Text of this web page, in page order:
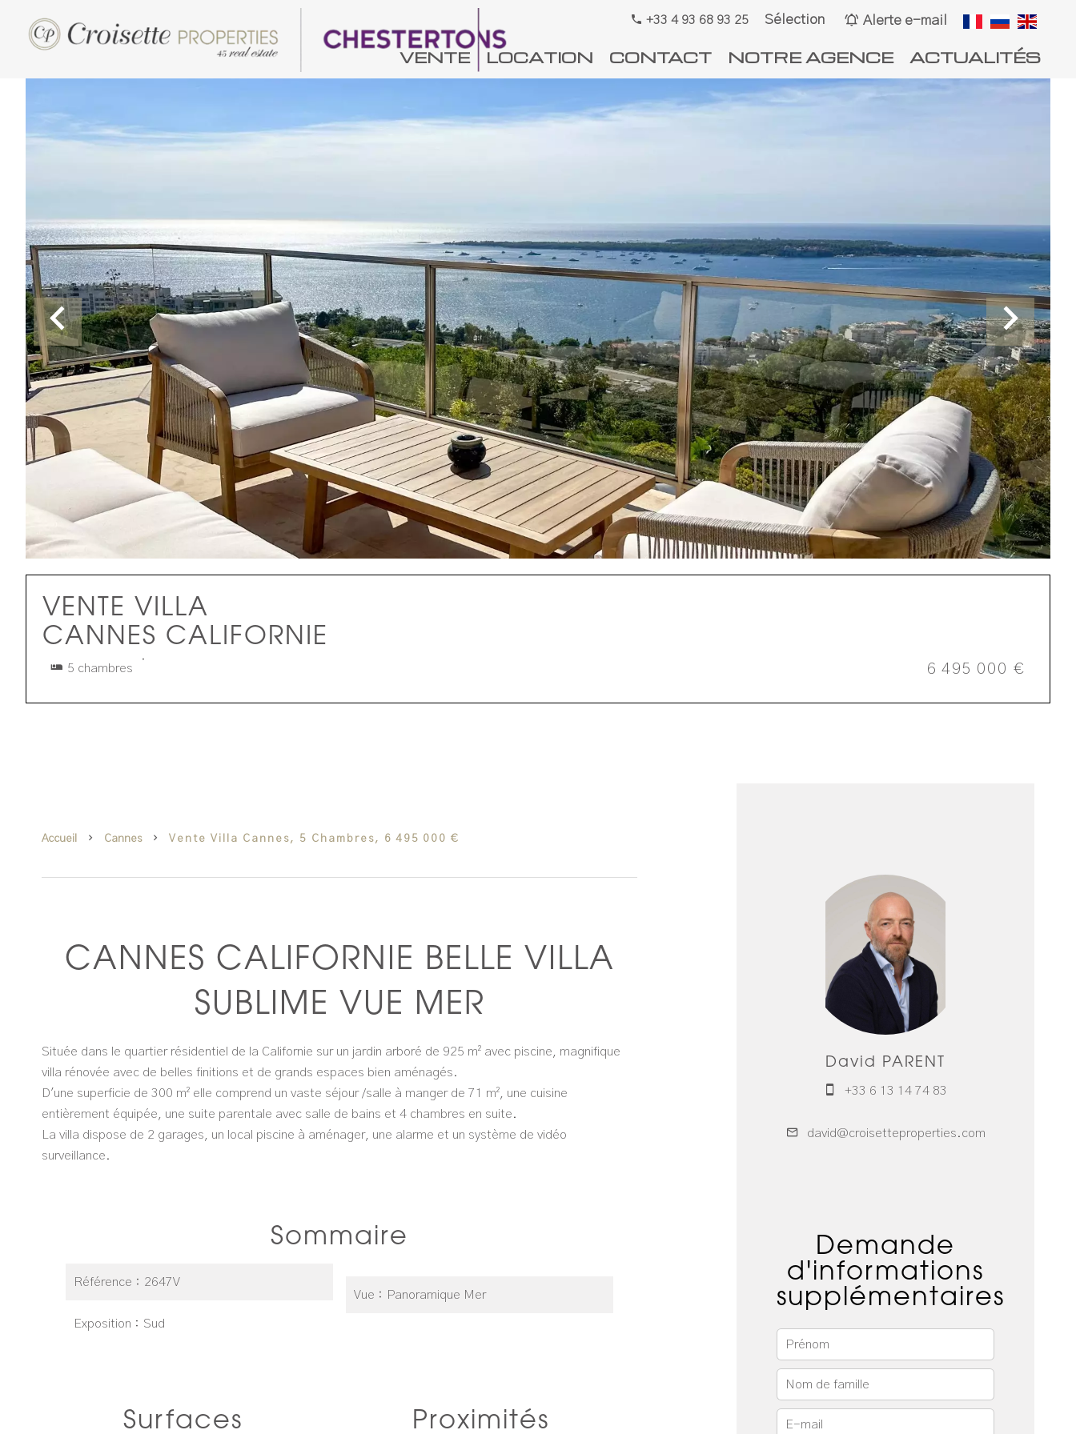
+33 4 93 68 93 25 Sélection Alerte e-mail
VENTE LOCATION CONTACT NOTRE AGENCE ACTUALITÉS
VENTE VILLA
CANNES CALIFORNIE
5 chambres 6 495 000 €
·
Accueil Cannes Vente Villa Cannes, 5 Chambres, 6 495 000 €
CANNES CALIFORNIE BELLE VILLA
SUBLIME VUE MER
Située dans le quartier résidentiel de la Californie sur un jardin arboré de 925 m² avec piscine, magnifique
villa rénovée avec de belles finitions et de grands espaces bien aménagés.
D'une superficie de 300 m² elle comprend un vaste séjour /salle à manger de 71 m², une cuisine
entièrement équipée, une suite parentale avec salle de bains et 4 chambres en suite.
La villa dispose de 2 garages, un local piscine à aménager, une alarme et un système de vidéo
surveillance.
Sommaire
Référence 2647V
Exposition Sud
Vue Panoramique Mer
Surfaces Proximités
David PARENT
+33 6 13 14 74 83
david@croisetteproperties.com
Demande
d'informations
supplémentaires